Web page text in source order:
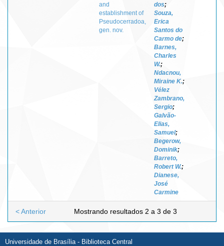
and
establishment of
Pseudocerradoa,
gen. nov.
dos;
Souza,
Erica
Santos do
Carmo de;
Barnes,
Charles
W.;
Ndacnou,
Miraine K.;
Vélez
Zambrano,
Sergio;
Galvão-
Elias,
Samuel;
Begerow,
Dominik;
Barreto,
Robert W.;
Dianese,
José
Carmine
Mostrando resultados 2 a 3 de 3
< Anterior
Universidade de Brasília - Biblioteca Central